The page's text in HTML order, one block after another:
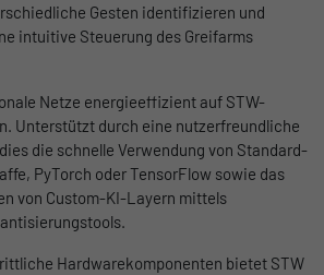
Gesten identifizieren und
intuitive Steuerung des Greifarms
Netze energieeffizient auf STW-
Unterstützt durch eine nutzerfreundliche
die schnelle Verwendung von Standard-
PyTorch oder TensorFlow sowie das
von Custom-KI-Layern mittels
Hardwarekomponenten bietet STW